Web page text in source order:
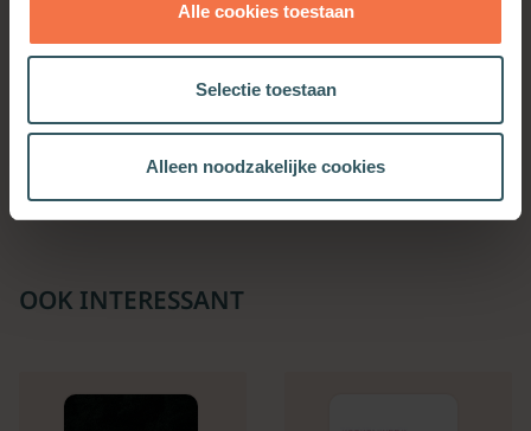
Alle cookies toestaan
Selectie toestaan
Alleen noodzakelijke cookies
Meer informatie
OOK INTERESSANT